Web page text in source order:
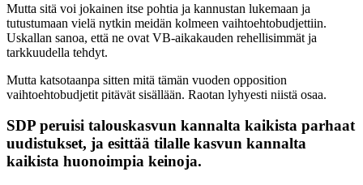
Mutta sitä voi jokainen itse pohtia ja kannustan lukemaan ja
tutustumaan vielä nytkin meidän kolmeen vaihtoehtobudjettiin.
Uskallan sanoa, että ne ovat VB-aikakauden rehellisimmät ja
tarkkuudella tehdyt.
Mutta katsotaanpa sitten mitä tämän vuoden opposition
vaihtoehtobudjetit pitävät sisällään. Raotan lyhyesti niistä osaa.
SDP peruisi talouskasvun kannalta kaikista parhaat
uudistukset, ja esittää tilalle kasvun kannalta
kaikista huonoimpia keinoja.